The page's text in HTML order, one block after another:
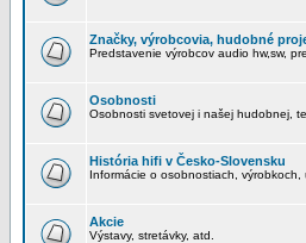
Značky, výrobcovia, hudobné
Predstavenie výrobcov audio hw,sw,
Osobnosti
Osobnosti svetovej i našej hudobnej,
História hifi v Česko-Slovensku
Informácie o osobnostiach,
Akcie
Výstavy, stretávky, atd.